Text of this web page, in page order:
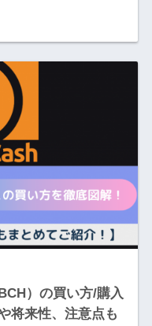
）の買い方/購入
将来性、注意点も